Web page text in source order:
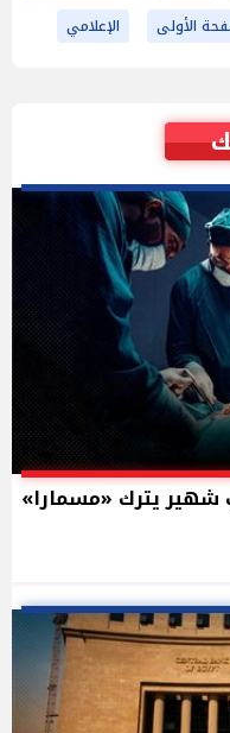
الأولى الإعلامي
شهير يترك «مسمارا»